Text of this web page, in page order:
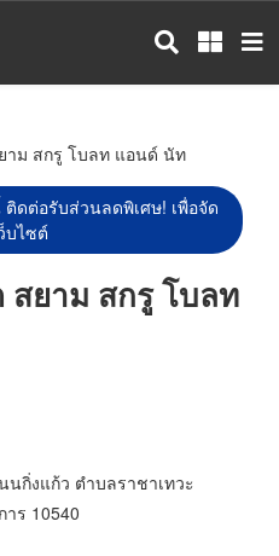
าม สกรู โบลท แอนด์ นัท
ดต่อรับส่วนลดพิเศษ! เพื่อจัด
บไซต์
สยาม สกรู โบลท
นกิ่งแก้ว ตำบลราชาเทวะ
ร 10540